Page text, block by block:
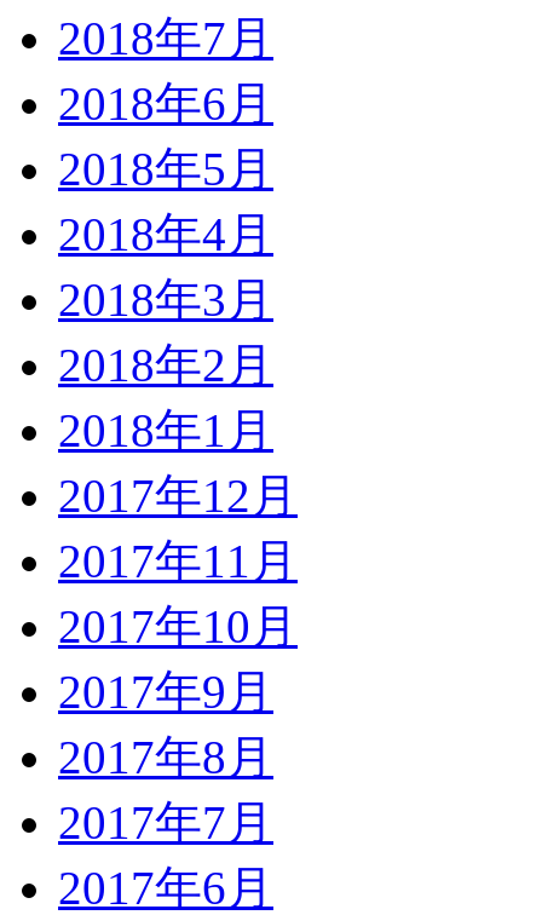
2018年7月
2018年6月
2018年5月
2018年4月
2018年3月
2018年2月
2018年1月
2017年12月
2017年11月
2017年10月
2017年9月
2017年8月
2017年7月
2017年6月